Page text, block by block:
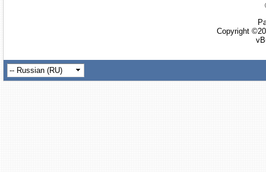
Copyright